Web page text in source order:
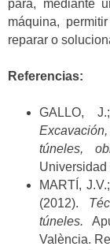
para, mediante
máquina,
reparar o
Referencias:
GALLO,
túneles,
Universidad
MARTÍ,
(2012).
túneles.
València.